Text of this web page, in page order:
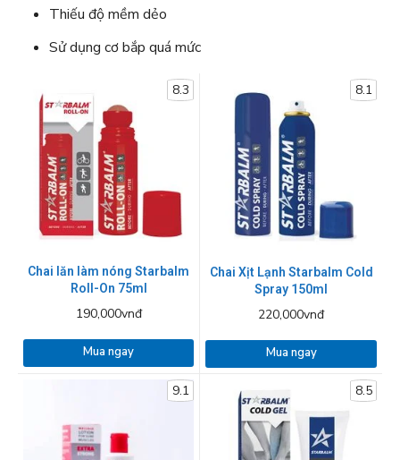
Thiếu độ mềm dẻo
Sử dụng cơ bắp quá mức
8.3
Chai lăn làm nóng Starbalm
Roll-On 75ml
190,000vnđ
Mua ngay
8.1
Chai Xịt Lạnh Starbalm Cold
Spray 150ml
220,000vnđ
Mua ngay
9.1 8.5